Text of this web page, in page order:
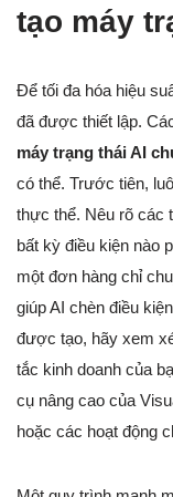
tạo máy
Để tối đa hóa hiệu
đã được thiết lập.
máy trạng thái AI
có thể. Trước tiên,
thực thể. Nêu rõ các
bất kỳ điều kiện nào
một đơn hàng chỉ
giúp AI chèn điều
được tạo, hãy xem
tắc kinh doanh của
cụ nâng cao của
hoặc các hoạt động